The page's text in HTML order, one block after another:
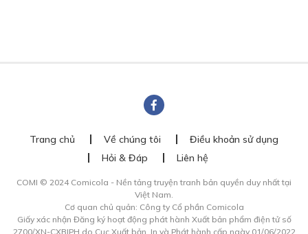
Trang chủ Về chúng tôi
Điều khoản sử dụng
Hỏi & Đáp
Liên hệ
COMI © 2024 Comicola - Nền tảng truyện tranh bản quyền duy nhất tại
Việt Nam.
Cơ quan chủ quản: Công ty Cổ phần Comicola
Giấy xác nhận Đăng ký hoạt động phát hành Xuất bản phẩm điện tử số
2700/XN-CXBIPH do Cục Xuất bản, In và Phát hành cấp ngày 01/06/2022